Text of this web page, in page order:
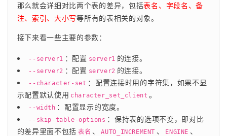
那么就会详细对比两个表的差异，包括表名、字段名、备
注、索引、大小写等所有的表相关的对象。
接下来看一些主要的参数：
--server1 ：配置 server1 的连接。
--server2 ：配置 server2 的连接。
--character-set ：配置连接时用的字符集，如果不显
示配置默认使用 character_set_client 。
--width ：配置显示的宽度。
--skip-table-options ：保持表的选项不变，即对比
的差异里面不包括 表名 、 AUTO_INCREMENT 、 ENGINE 、